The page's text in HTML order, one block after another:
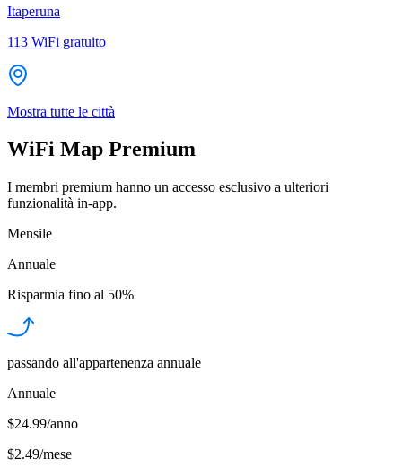
Itaperuna
113 WiFi gratuito
Mostra tutte le città
WiFi Map Premium
I membri premium hanno un accesso esclusivo a ulteriori
funzionalità in-app.
Mensile
Annuale
Risparmia fino al 50%
passando all'appartenenza annuale
Annuale
$24.99/anno
$2.49/mese